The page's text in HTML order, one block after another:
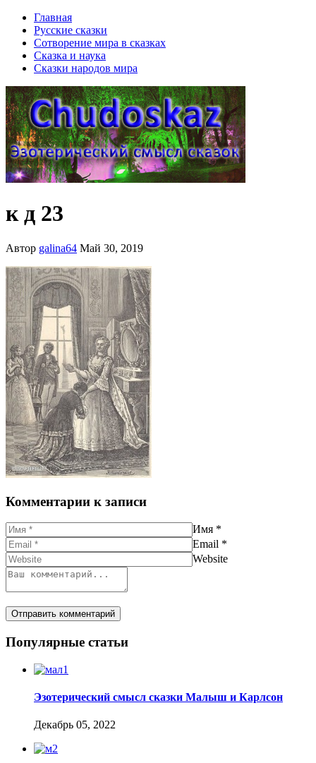
Главная
Русские сказки
Сотворение мира в сказках
Сказка и наука
Сказки народов мира
к д 23
Автор galina64 Май 30, 2019
Комментарии к записи
Имя *
Email *
Website
Популярные статьи
Эзотерический смысл сказки Малыш и Карлсон
Декабрь 05, 2022